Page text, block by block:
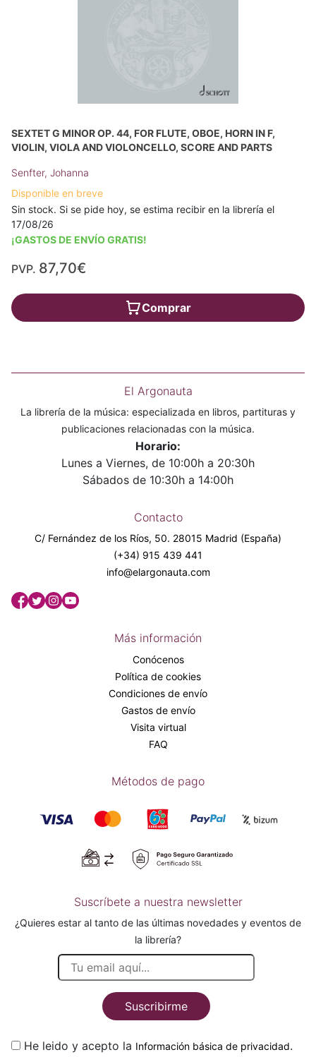
SEXTET G MINOR OP. 44, FOR FLUTE, OBOE, HORN IN F,
VIOLIN, VIOLA AND VIOLONCELLO, SCORE AND PARTS
Senfter, Johanna
Disponible en breve
Sin stock. Si se pide hoy, se estima recibir en la librería el
17/08/26
¡GASTOS DE ENVÍO GRATIS!
PVP. 87,70€
Comprar
El Argonauta
La librería de la música: especializada en libros, partituras y
publicaciones relacionadas con la música.
Horario:
Lunes a Viernes, de 10:00h a 20:30h
Sábados de 10:30h a 14:00h
Contacto
C/ Fernández de los Ríos, 50. 28015 Madrid (España)
(+34) 915 439 441
info@elargonauta.com
Más información
Conócenos
Política de cookies
Condiciones de envío
Gastos de envío
Visita virtual
FAQ
Métodos de pago
Suscríbete a nuestra newsletter
¿Quieres estar al tanto de las últimas novedades y eventos de
la librería?
Suscribirme
He leido y acepto la Información básica de privacidad.